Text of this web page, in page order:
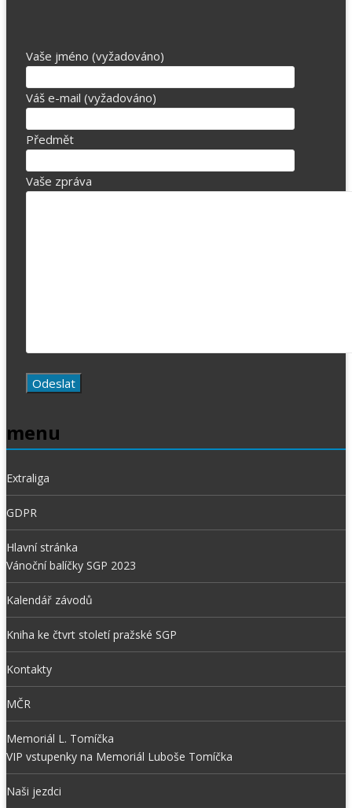
Vaše jméno (vyžadováno)
Váš e-mail (vyžadováno)
Předmět
Vaše zpráva
menu
Extraliga
GDPR
Hlavní stránka
Vánoční balíčky SGP 2023
Kalendář závodů
Kniha ke čtvrt století pražské SGP
Kontakty
MČR
Memoriál L. Tomíčka
VIP vstupenky na Memoriál Luboše Tomíčka
Naši jezdci